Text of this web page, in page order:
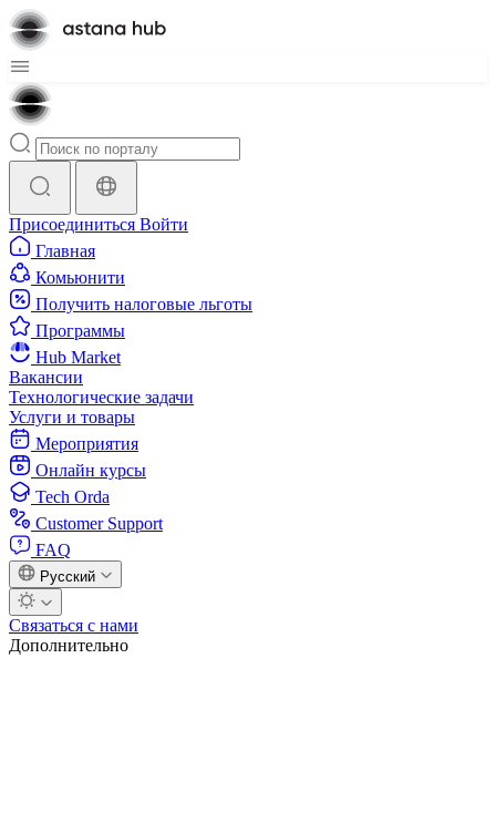
Присоединиться Войти
Главная
Комьюнити
Получить налоговые льготы
Программы
Hub Market
Вакансии
Технологические задачи
Услуги и товары
Мероприятия
Онлайн курсы
Tech Orda
Customer Support
FAQ
Русский
Связаться с нами
Дополнительно